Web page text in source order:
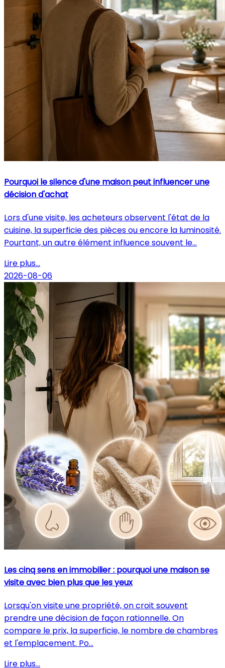
Pourquoi le silence d'une maison peut influencer une
Lors d'une visite, les acheteurs observent l'état de la
cuisine, la superficie des pièces ou encore la luminosité.
Lire plus...
2026-08-06
Les cinq sens en immobilier : pourquoi une maison se
Lorsqu'on visite une propriété, on croit souvent
prendre une décision de façon rationnelle. On
compare le prix, la superficie, le nombre de chambres